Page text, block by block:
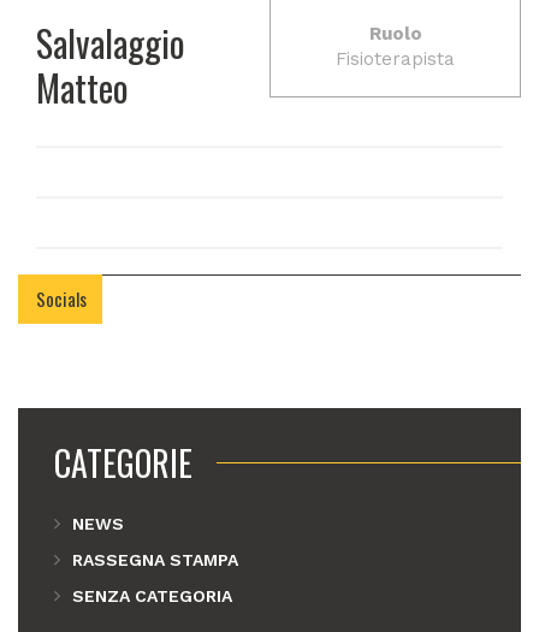
Salvalaggio
Matteo
Ruolo
Fisioterapista
Socials
CATEGORIE
NEWS
RASSEGNA STAMPA
SENZA CATEGORIA